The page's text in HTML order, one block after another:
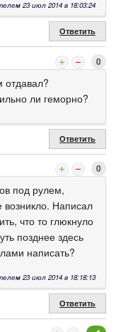
23 июл 2014 в 18:03:24
Ответить
0
отдавал?
ли геморно?
Ответить
0
под рулем,
Написал
что то глюкнуло
позднее здесь
написать?
23 июл 2014 в 18:18:13
Ответить